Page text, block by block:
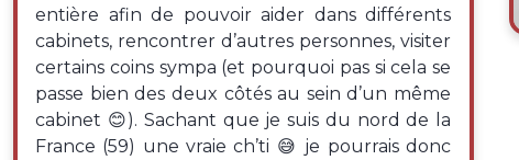
entière afin de pouvoir aider dans différents
cabinets, rencontrer d’autres personnes, visiter
certains coins sympa (et pourquoi pas si cela se
passe bien des deux côtés au sein d’un même
cabinet 😊). Sachant que je suis du nord de la
France (59) une vraie ch’ti 😅 je pourrais donc